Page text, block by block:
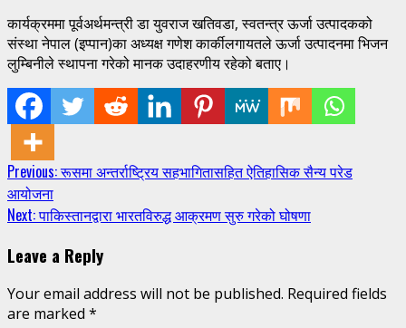
कार्यक्रममा पूर्वअर्थमन्त्री डा युवराज खतिवडा, स्वतन्त्र ऊर्जा उत्पादकको
संस्था नेपाल (इप्पान)का अध्यक्ष गणेश कार्कीलगायतले ऊर्जा उत्पादनमा भिजन
लुम्बिनीले स्थापना गरेको मानक उदाहरणीय रहेको बताए।
Continue
Reading
Previous:रूसमा अन्तर्राष्ट्रिय सहभागितासहित ऐतिहासिक सैन्य परेड
आयोजना
Next:पाकिस्तानद्वारा भारतविरुद्ध आक्रमण सुरु गरेको घोषणा
Leave a Reply
Your email address will not be published. Required fields
are marked *